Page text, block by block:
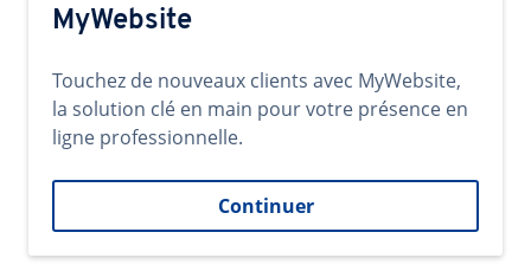
MyWebsite
Touchez de nouveaux clients avec MyWebsite,
la solution clé en main pour votre présence en
ligne professionnelle.
Continuer